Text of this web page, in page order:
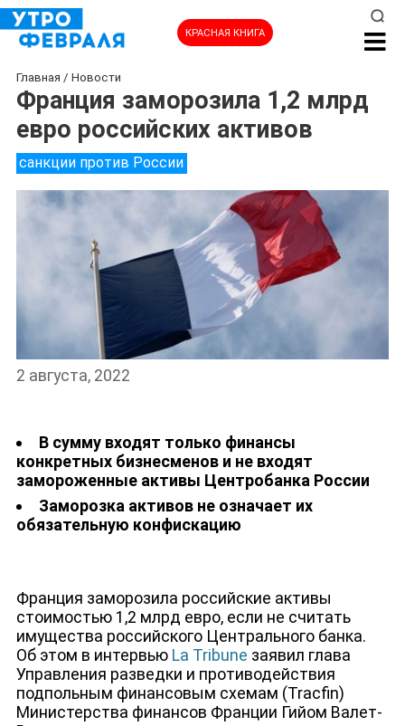
КРАСНАЯ КНИГА
НОВОСТИ
Главная / Новости
Франция заморозила 1,2 млрд
евро российских активов
санкции против России
2 августа, 2022
В сумму входят только финансы
конкретных бизнесменов и не входят
замороженные активы Центробанка России
Заморозка активов не означает их
обязательную конфискацию
Франция заморозила российские активы
стоимостью 1,2 млрд евро, если не считать
имущества российского Центрального банка.
Об этом в интервью La Tribune заявил глава
Управления разведки и противодействия
подпольным финансовым схемам (Tracfin)
Министерства финансов Франции Гийом Валет-